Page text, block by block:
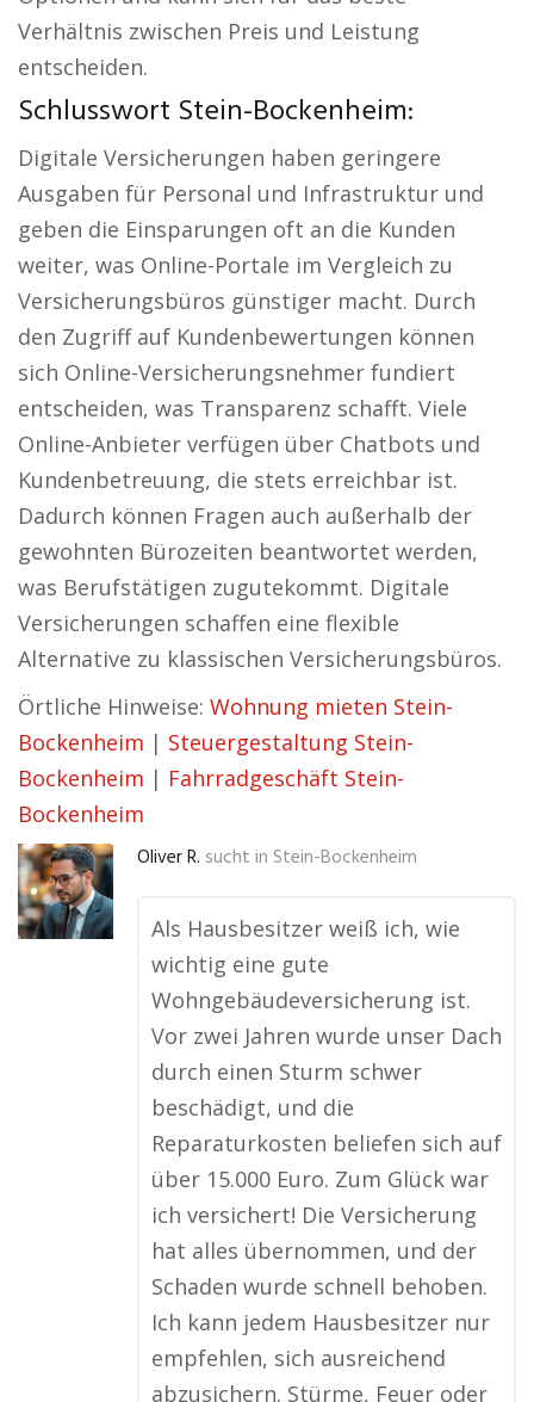
Verhältnis zwischen Preis und Leistung
entscheiden.
Schlusswort Stein-Bockenheim:
Digitale Versicherungen haben geringere
Ausgaben für Personal und Infrastruktur und
geben die Einsparungen oft an die Kunden
weiter, was Online-Portale im Vergleich zu
Versicherungsbüros günstiger macht. Durch
den Zugriff auf Kundenbewertungen können
sich Online-Versicherungsnehmer fundiert
entscheiden, was Transparenz schafft. Viele
Online-Anbieter verfügen über Chatbots und
Kundenbetreuung, die stets erreichbar ist.
Dadurch können Fragen auch außerhalb der
gewohnten Bürozeiten beantwortet werden,
was Berufstätigen zugutekommt. Digitale
Versicherungen schaffen eine flexible
Alternative zu klassischen Versicherungsbüros.
Örtliche Hinweise: Wohnung mieten Stein-
Bockenheim | Steuergestaltung Stein-
Bockenheim | Fahrradgeschäft Stein-
Bockenheim
Oliver R. sucht in Stein-Bockenheim
Als Hausbesitzer weiß ich, wie
wichtig eine gute
Wohngebäudeversicherung ist.
Vor zwei Jahren wurde unser Dach
durch einen Sturm schwer
beschädigt, und die
Reparaturkosten beliefen sich auf
über 15.000 Euro. Zum Glück war
ich versichert! Die Versicherung
hat alles übernommen, und der
Schaden wurde schnell behoben.
Ich kann jedem Hausbesitzer nur
empfehlen, sich ausreichend
abzusichern. Stürme, Feuer oder